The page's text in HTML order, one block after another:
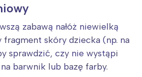
zabawą nałóż niewielką
fragment skóry dziecka (np. na
sprawdzić, czy nie wystąpi
barwnik lub bazę farby.
Kraków
Południe
Północ